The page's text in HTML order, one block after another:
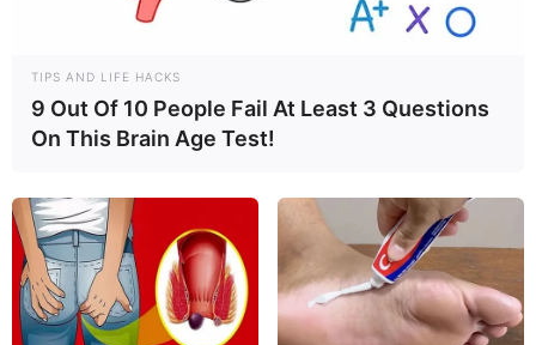
TIPS AND LIFE HACKS
9 Out Of 10 People Fail At Least 3 Questions
On This Brain Age Test!